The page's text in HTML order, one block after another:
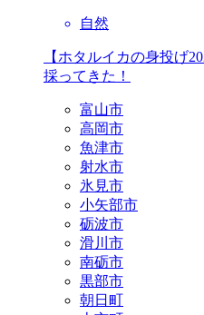
自然
【ホタルイカの身投げ
採ってきた！
富山市
高岡市
魚津市
射水市
氷見市
小矢部市
砺波市
滑川市
南砺市
黒部市
朝日町